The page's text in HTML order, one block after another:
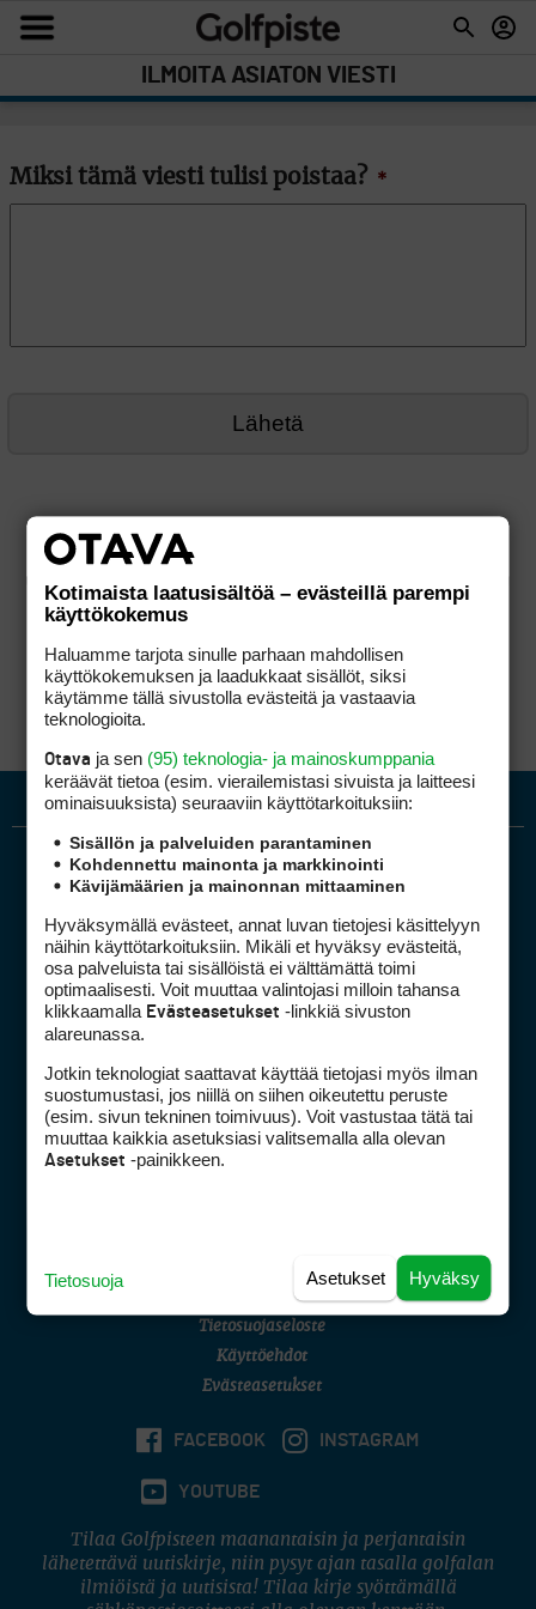
ILMOITA ASIATON VIESTI
Miksi tämä viesti tulisi poistaa? *
Golfpiste mediakortti
Golfpisteen yhteystiedot
DSA avoimuusraportti
Asiakaspalvelu
(digi) digi@otavamedia.fi
Tietosuojaseloste
Käyttöehdot
Evästeasetukset
FACEBOOK INSTAGRAM
YOUTUBE
Tilaa Golfpisteen maanantaisin ja perjantaisin
lähetettävä uutiskirje, niin pysyt ajan tasalla golfalan
ilmiöistä ja uutisista! Tilaa kirje syöttämällä
Kotimaista laatusisältöä – evästeillä parempi
käyttökokemus
Haluamme tarjota sinulle parhaan mahdollisen
käyttökokemuksen ja laadukkaat sisällöt, siksi
käytämme tällä sivustolla evästeitä ja vastaavia
teknologioita.
Otava ja sen (95) teknologia- ja mainoskumppania
keräävät tietoa (esim. vierailemis­tasi sivuista ja laitteesi
ominaisuuk­sista) seuraaviin käyttötarkoituksiin:
Sisällön ja palveluiden parantaminen
Kohdennettu mainonta ja markkinointi
Kävijämäärien ja mainonnan mittaaminen
Hyväksymällä evästeet, annat luvan tietojesi käsittelyyn
näihin käyttötarkoituksiin. Mikäli et hyväksy evästeitä,
osa palveluista tai sisällöistä ei välttämättä toimi
optimaalisesti. Voit muuttaa valintojasi milloin tahansa
klikkaamalla Evästeasetukset -linkkiä sivuston
alareunassa.
Jotkin teknologiat saattavat käyttää tietojasi myös ilman
suostumustasi, jos niillä on siihen oikeutettu peruste
(esim. sivun tekninen toimivuus). Voit vastustaa tätä tai
muuttaa kaikkia asetuksiasi valitsemalla alla olevan
Asetukset -painikkeen.
Hyväksy
Asetukset
Tietosuoja